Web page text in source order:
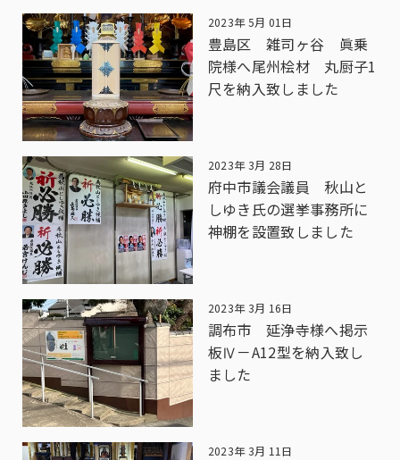
2023年 5月 01日
豊島区 雑司ヶ谷 眞乗
院様へ尾州桧材 丸厨子1
尺を納入致しました
2023年 3月 28日
府中市議会議員 秋山と
しゆき氏の選挙事務所に
神棚を設置致しました
2023年 3月 16日
調布市 延浄寺様へ掲示
板Ⅳ－A12型を納入致し
ました
2023年 3月 11日